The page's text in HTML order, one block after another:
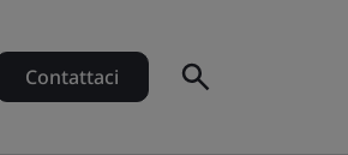
Contattaci